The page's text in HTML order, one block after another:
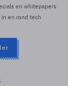
en whitepapers
en rond tech